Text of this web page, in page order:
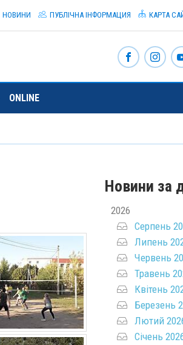
НОВИНИ ПУБЛІЧНА ІНФОРМАЦИЯ КАРТА
ONLINE
Новини за
2026
Серпень
Липень
Червень
Травень
Квітень
Березень
Лютий
Січень